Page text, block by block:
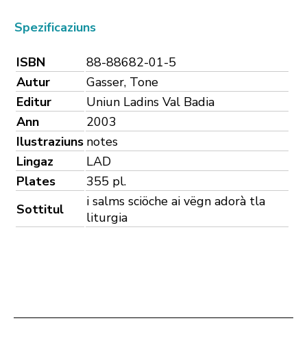
Spezificaziuns
ISBN
88-88682-01-5
Autur
Gasser, Tone
Editur
Uniun Ladins Val Badia
Ann
2003
Ilustraziuns notes
Lingaz
LAD
Plates
355 pl.
Sottitul
i salms sciöche ai vëgn adorà tla
liturgia